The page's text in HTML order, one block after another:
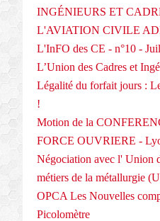
INGÉNIEURS ET
L'AVIATION CIVILE
L'InFO des CE - n°10 -
L’Union des Cadres et
Légalité du forfait jours :
!
Motion de la
FORCE OUVRIERE -
Négociation avec l' Union
métiers de la métallurgie
OPCA Les Nouvelles
Picolomètre